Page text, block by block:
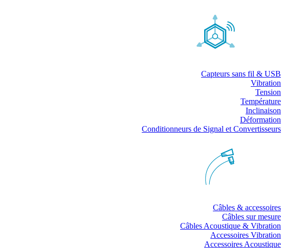
Capteurs sans fil & USB
Vibration
Tension
Température
Inclinaison
Déformation
Conditionneurs de Signal et Convertisseurs
Câbles & accessoires
Câbles sur mesure
Câbles Acoustique & Vibration
Accessoires Vibration
Accessoires Acoustique